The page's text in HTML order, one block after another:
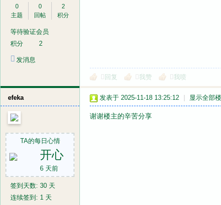
0
主题
0
回帖
2
积分
等待验证会员
积分
2
发消息
回复 我赞 我喷
efeka
TA的每日心情
开心
6 天前
签到天数: 30 天
连续签到: 1 天
发表于 2025-11-18 13:25:12 显示全部
谢谢楼主的辛苦分享